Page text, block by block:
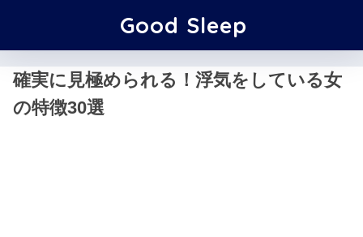
Good Sleep
確実に見極められる！浮気をしている女
の特徴30選